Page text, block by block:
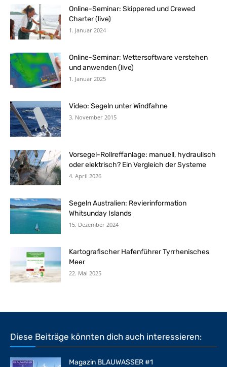
Online-Seminar: Skippered und Crewed
Charter (live)
1. Januar 2024
Online-Seminar: Wettersoftware verstehen
und anwenden (live)
1. Januar 2025
Video: Segeln unter Windfahne
3. November 2015
Vorsegel-Rollreffanlage: manuell, hydraulisch
oder elektrisch? Ein Vergleich der Systeme
4. April 2026
Segeln Australien: Revierinformation
Whitsunday Islands
15. Dezember 2024
Kartografischer Hafenführer Tyrrhenisches
Meer
22. Mai 2025
Diese Beiträge könnten dich auch interessieren:
Magazin BLAUWASSER #1